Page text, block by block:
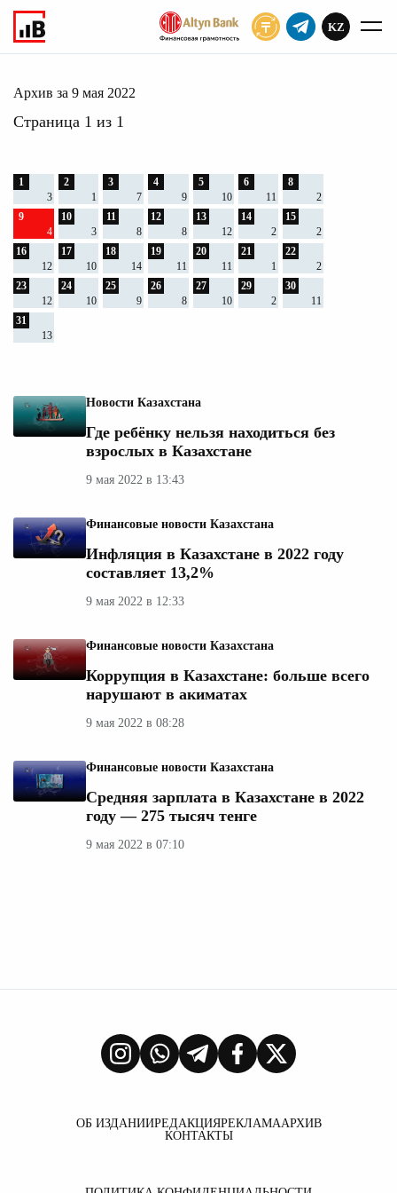
KZ
Главное 2022 мая 2022
Архив за 9 мая 2022
Страница 1 из 1
Новости Казахстана
Где ребёнку нельзя находиться без
взрослых в Казахстане
9 мая 2022 в 13:43
Финансовые новости Казахстана
Инфляция в Казахстане в 2022 году
составляет 13,2%
9 мая 2022 в 12:33
Финансовые новости Казахстана
Коррупция в Казахстане: больше всего
нарушают в акиматах
9 мая 2022 в 08:28
Финансовые новости Казахстана
Средняя зарплата в Казахстане в 2022
году — 275 тысяч тенге
9 мая 2022 в 07:10
1
3
2
1
3
7
4
9
5
10
6
11
8
2
9
4
10
3
11
8
12
8
13
12
14
2
15
2
16
12
17
10
18
14
19
11
20
11
21
1
22
2
23
12
24
10
25
9
26
8
27
10
29
2
30
11
31
13
ОБ ИЗДАНИИРЕДАКЦИЯРЕКЛАМААРХИВ
КОНТАКТЫ